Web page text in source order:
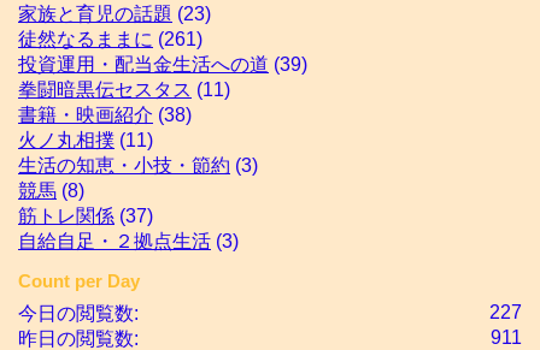
家族と育児の話題 (23)
徒然なるままに (261)
投資運用・配当金生活への道 (39)
拳闘暗黒伝セスタス (11)
書籍・映画紹介 (38)
火ノ丸相撲 (11)
生活の知恵・小技・節約 (3)
競馬 (8)
筋トレ関係 (37)
自給自足・２拠点生活 (3)
Count per Day
227
今日の閲覧数:
911
昨日の閲覧数: